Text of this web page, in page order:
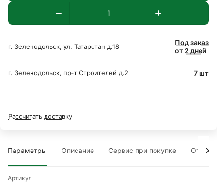
г. Зеленодольск, ул. Татарстан д.18
Под заказ
от 2 дней
г. Зеленодольск, пр‑т Строителей д.2 7 шт
Рассчитать доставку
Параметры Описание Сервис при покупке Отзывы
Артикул